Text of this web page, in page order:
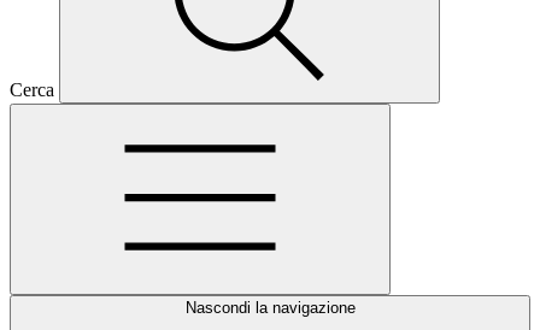
Cerca
Nascondi la navigazione